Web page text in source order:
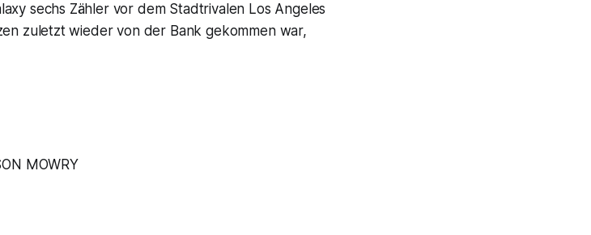
sechs Zähler vor dem Stadtrivalen Los Angeles
zuletzt wieder von der Bank gekommen war,
MOWRY